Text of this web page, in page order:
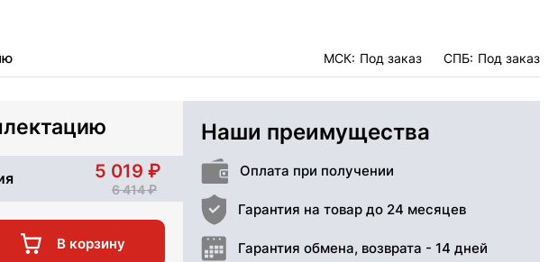
МСК: Под заказ СПБ: Под заказ
5 019
6 414
В корзину
Наши преимущества
Оплата при получении
Гарантия на товар до 24 месяцев
Гарантия обмена, возврата - 14 дней